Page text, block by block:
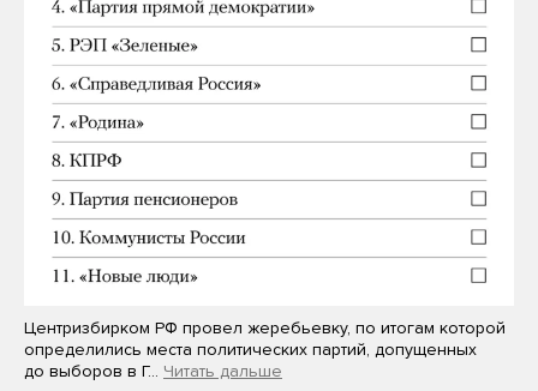
Центризбирком РФ провел жеребьевку, по итогам которой
определились места политических партий, допущенных
до выборов в Г… Читать дальше